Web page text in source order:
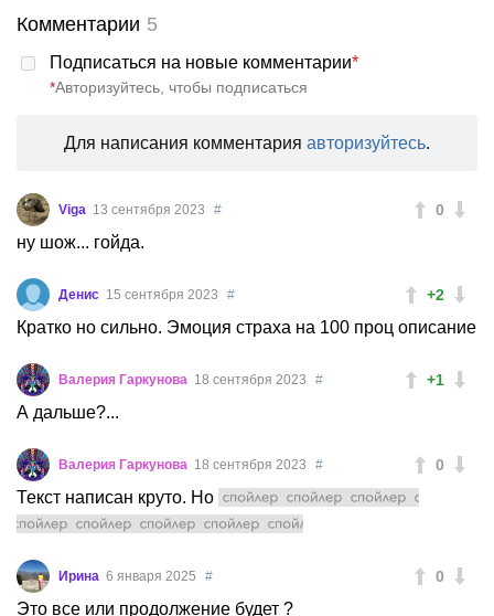
Комментарии 5
Подписаться на новые комментарии*
*Авторизуйтесь, чтобы подписаться
Для написания комментария авторизуйтесь.
0
Viga 13 сентября 2023 #
ну шож... гойда.
+2
Денис 15 сентября 2023 #
Кратко но сильно. Эмоция страха на 100 проц описание
+1
Валерия Гаркунова 18 сентября 2023 #
А дальше?...
0
Валерия Гаркунова 18 сентября 2023 #
Текст написан круто. Но обрывается в тот самый
момент, когда ты ждешь развязки!..
0
Ирина 6 января 2025 #
Это все или продолжение будет ?